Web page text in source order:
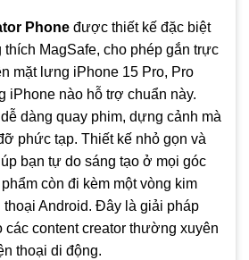
Phone được thiết kế đặc biệt
MagSafe, cho phép gắn trực
mặt lưng iPhone 15 Pro, Pro
iPhone nào hỗ trợ chuẩn này.
dàng quay phim, dựng cảnh mà
phức tạp. Thiết kế nhỏ gọn và
bạn tự do sáng tạo ở mọi góc
còn đi kèm một vòng kim
thoại Android. Đây là giải pháp
các content creator thường xuyên
thoại di động.